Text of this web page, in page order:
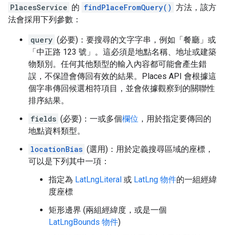
PlacesService 的 findPlaceFromQuery() 方法，該方
法會採用下列參數：
query (必要)：要搜尋的文字字串，例如「餐廳」或
「中正路 123 號」。這必須是地點名稱、地址或建築
物類別。任何其他類型的輸入內容都可能會產生錯
誤，不保證會傳回有效的結果。Places API 會根據這
個字串傳回候選相符項目，並會依據觀察到的關聯性
排序結果。
fields (必要)：一或多個欄位 ，用於指定要傳回的
地點資料類型。
locationBias (選用)：用於定義搜尋區域的座標，
可以是下列其中一項：
指定為 LatLngLiteral 或 LatLng 物件的一組經緯
度座標
矩形邊界 (兩組經緯度，或是一個
LatLngBounds 物件)